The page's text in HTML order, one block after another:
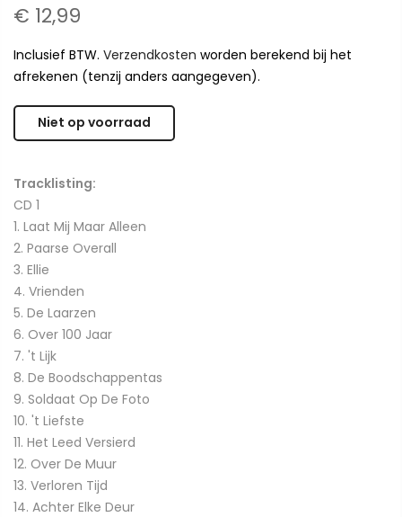
€ 12,99
Inclusief BTW. Verzendkosten worden berekend bij het
afrekenen (tenzij anders aangegeven).
Niet op voorraad
Tracklisting:
CD 1
1. Laat Mij Maar Alleen
2. Paarse Overall
3. Ellie
4. Vrienden
5. De Laarzen
6. Over 100 Jaar
7. 't Lijk
8. De Boodschappentas
9. Soldaat Op De Foto
10. 't Liefste
11. Het Leed Versierd
12. Over De Muur
13. Verloren Tijd
14. Achter Elke Deur